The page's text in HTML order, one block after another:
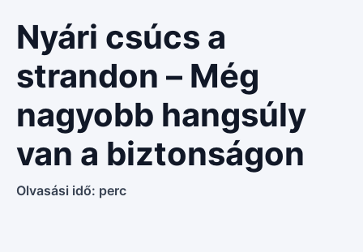
Nyári csúcs a
strandon – Még
nagyobb hangsúly
van a biztonságon
Olvasási idő: perc